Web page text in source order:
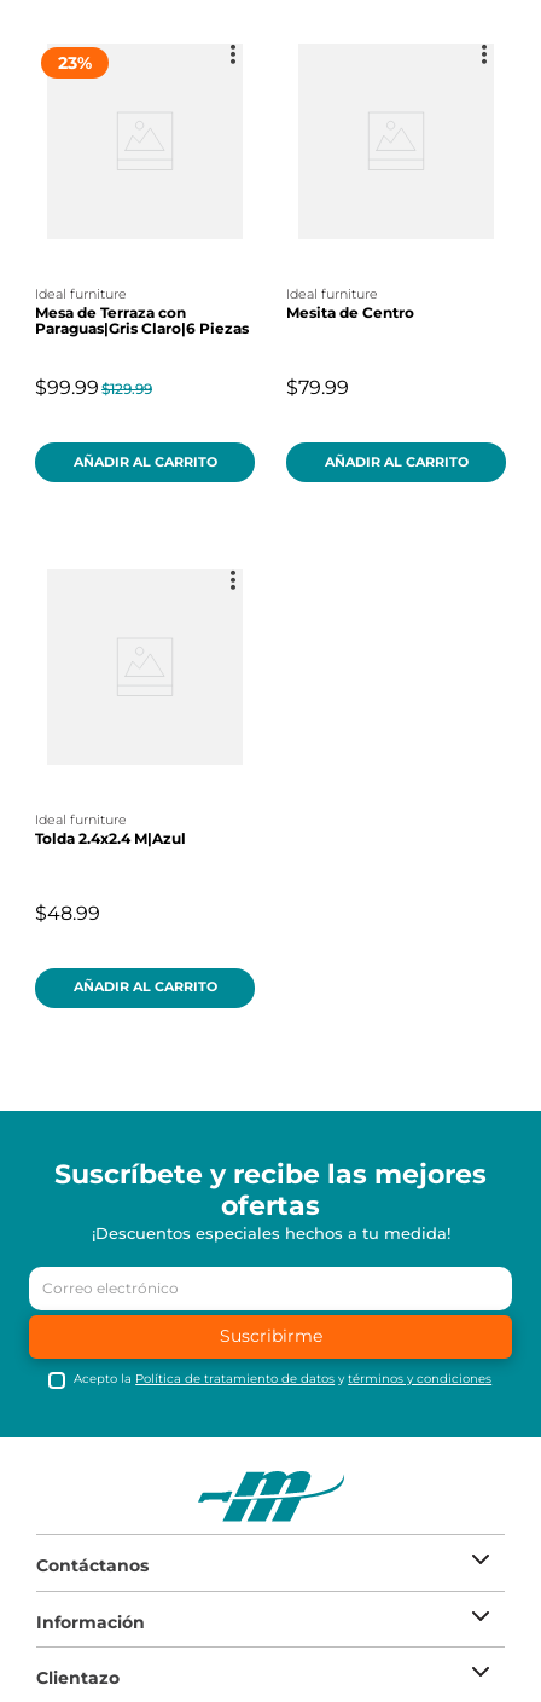
23%
ideal furniture
Mesa de Terraza con
Paraguas|Gris Claro|6 Piezas
$99.99 $129.99
AÑADIR AL CARRITO
ideal furniture
Mesita de Centro
$79.99
AÑADIR AL CARRITO
ideal furniture
Tolda 2.4x2.4 M|Azul
$48.99
AÑADIR AL CARRITO
Suscríbete y recibe las mejores
ofertas
¡Descuentos especiales hechos a tu medida!
Suscribirme
Acepto la Política de tratamiento de datos ytérminos y condiciones
Contáctanos
Información
Clientazo